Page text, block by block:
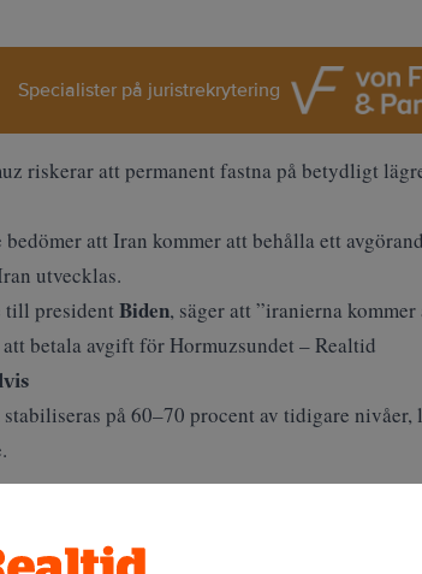
Specialister på juristrekrytering
riskerar att permanent fastna på betydligt
att Iran kommer att behålla ett
utvecklas.
till president Biden, säger att ”iranierna
betala avgift för Hormuzsundet – Realtid
på 60–70 procent av tidigare
kinesiska, medan västerländska rederier kan